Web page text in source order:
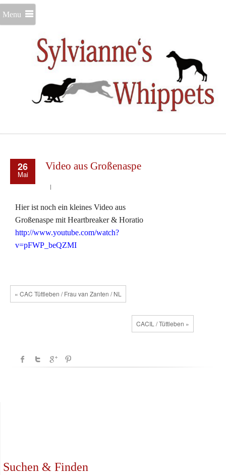
Menu
26
Mai
Video aus Großenaspe
Hier ist noch ein kleines Video aus
Großenaspe mit Heartbreaker & Horatio
http://www.youtube.com/watch?
v=pFWP_beQZMI
« CAC Tüttleben / Frau van Zanten / NL
CACIL / Tüttleben »
Suchen & Finden